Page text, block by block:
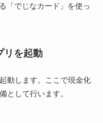
「でじなカード」を使っ
リを起動
動します。ここで現金化
として行います。